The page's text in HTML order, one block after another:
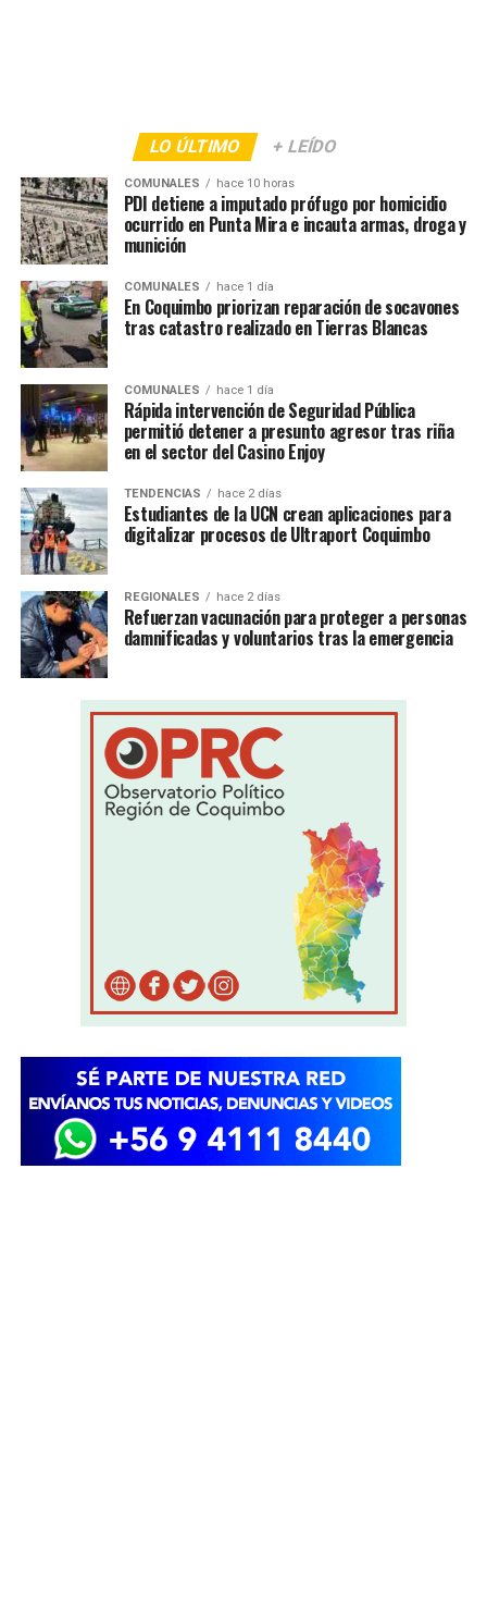
LO ÚLTIMO + LEÍDO
COMUNALES hace 10 horas
PDI detiene a imputado prófugo por homicidio
ocurrido en Punta Mira e incauta armas, droga y
munición
COMUNALES hace 1 día
En Coquimbo priorizan reparación de socavones
tras catastro realizado en Tierras Blancas
COMUNALES hace 1 día
Rápida intervención de Seguridad Pública
permitió detener a presunto agresor tras riña
en el sector del Casino Enjoy
TENDENCIAS hace 2 días
Estudiantes de la UCN crean aplicaciones para
digitalizar procesos de Ultraport Coquimbo
REGIONALES hace 2 días
Refuerzan vacunación para proteger a personas
damnificadas y voluntarios tras la emergencia